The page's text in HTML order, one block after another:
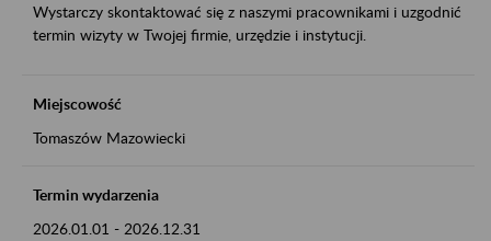
Wystarczy skontaktować się z naszymi pracownikami i uzgodnić
termin wizyty w Twojej firmie, urzędzie i instytucji.
Miejscowość
Tomaszów Mazowiecki
Termin wydarzenia
2026.01.01 - 2026.12.31